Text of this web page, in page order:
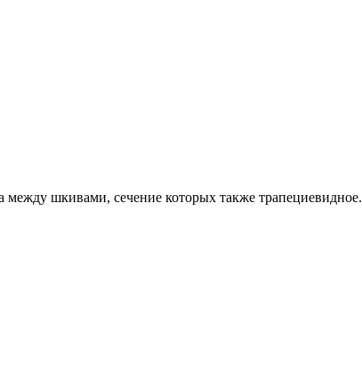
шкивами, сечение которых также трапециевидное.